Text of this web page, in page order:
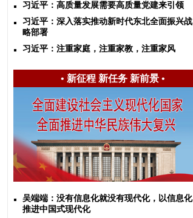
习近平：高质量发展需要高质量党建来引领
​习近平：深入落实推动新时代东北全面振兴战
略部署
习近平：注重家庭，注重家教，注重家风
• 新征程 新任务 新前景•
吴端端：没有信息化就没有现代化，以信息化
推进中国式现代化